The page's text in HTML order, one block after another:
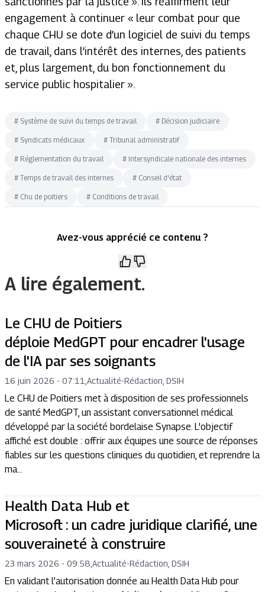
engagement à continuer « leur combat pour que
chaque CHU se dote d’un logiciel de suivi du temps
de travail, dans l’intérêt des internes, des patients
et, plus largement, du bon fonctionnement du
service public hospitalier ».
# Système de suivi du temps de travail # Décision judiciaire
# Syndicats médicaux # Tribunal administratif
# Réglementation du travail # Intersyndicale nationale des internes
# Temps de travail des internes # Conseil d'état
# Chu de poitiers # Conditions de travail
Avez-vous apprécié ce contenu ?
A lire également.
Le CHU de Poitiers
déploie MedGPT pour encadrer l'usage
de l'IA par ses soignants
16 juin 2026 - 07:11 Actualité-Rédaction, DSIH
Le CHU de Poitiers met à disposition de ses professionnels
de santé MedGPT, un assistant conversationnel médical
développé par la société bordelaise Synapse. L'objectif
affiché est double : offrir aux équipes une source de réponses
fiables sur les questions cliniques du quotidien, et reprendre la
ma...
Health Data Hub et
Microsoft : un cadre juridique clarifié, une
souveraineté à construire
23 mars 2026 - 09:58 Actualité-Rédaction, DSIH
En validant l’autorisation donnée au Health Data Hub pour